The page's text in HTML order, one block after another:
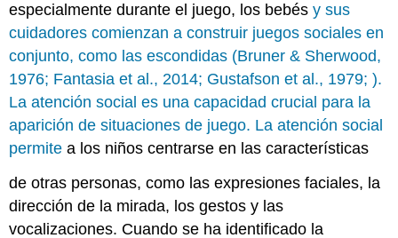
especialmente durante el juego, los bebésy sus
cuidadores comienzan a construir juegos sociales en
conjunto, como las escondidas (Bruner & Sherwood,
1976; Fantasia et al., 2014; Gustafson et al., 1979; ).
La atención social es una capacidad crucial para la
aparición de situaciones de juego. La atención social
permite a los niños centrarse en las características
de otras personas, como las expresiones faciales, la
dirección de la mirada, los gestos y las
vocalizaciones. Cuando se ha identificado la